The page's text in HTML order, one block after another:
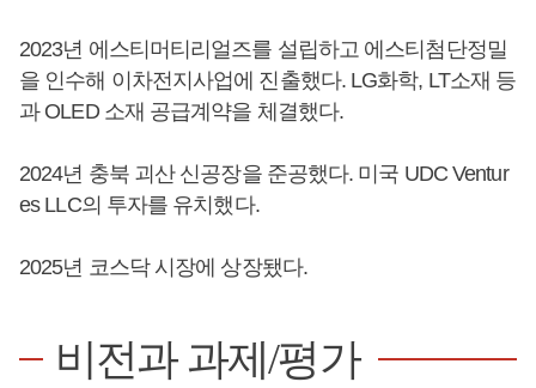
2023년 에스티머티리얼즈를 설립하고 에스티첨단정밀
을 인수해 이차전지사업에 진출했다. LG화학, LT소재 등
과 OLED 소재 공급계약을 체결했다.
2024년 충북 괴산 신공장을 준공했다. 미국 UDC Ventur
es LLC의 투자를 유치했다.
2025년 코스닥 시장에 상장됐다.
비전과 과제/평가